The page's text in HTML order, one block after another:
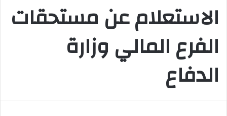
الاستعلام عن مستحقات
الفرع المالي وزارة
الدفاع